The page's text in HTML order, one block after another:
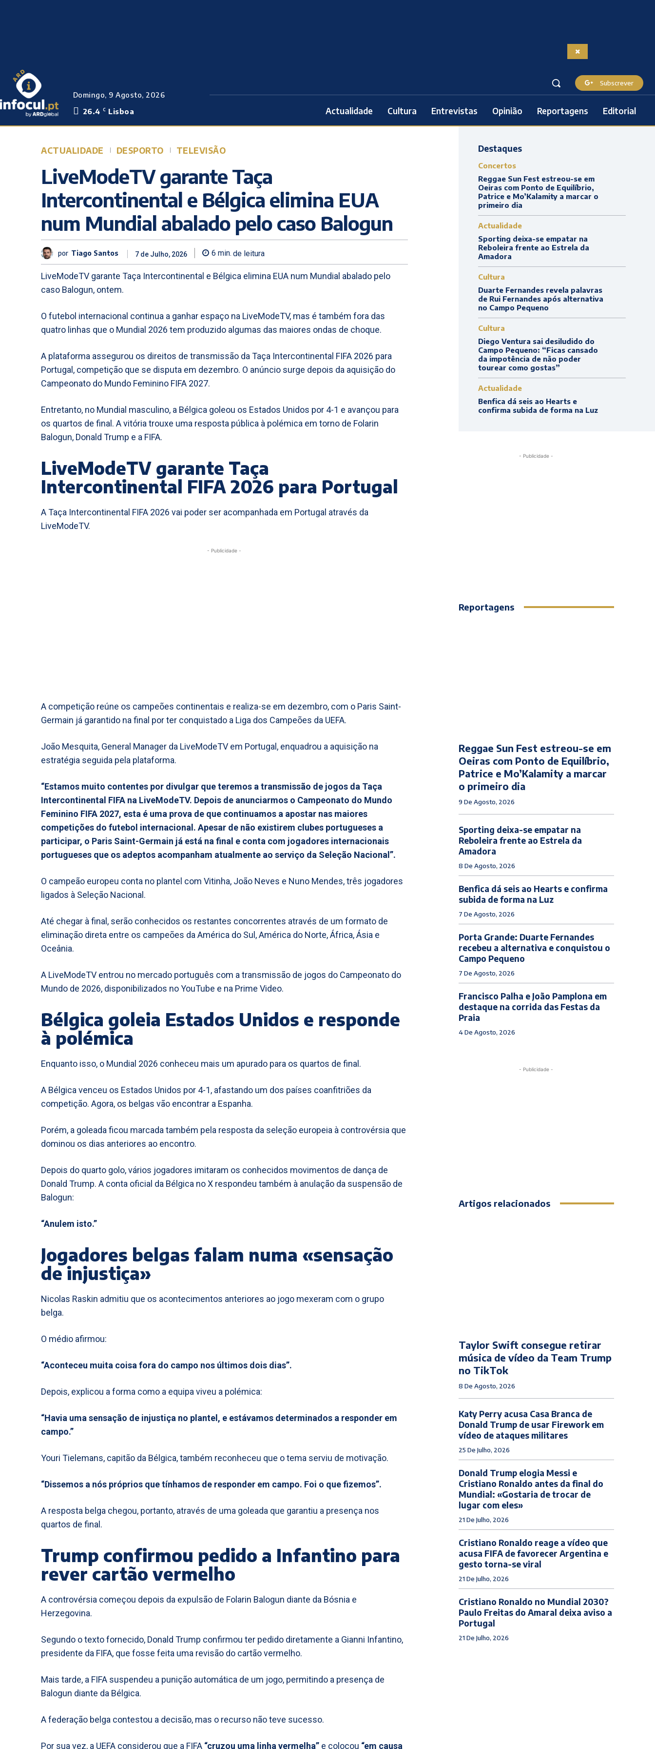
Domingo, 9 Agosto, 2026
26.4 C Lisboa
Subscrever
Actualidade Cultura Entrevistas Opinião Reportagens Editorial
ACTUALIDADE DESPORTO TELEVISÃO
LiveModeTV garante Taça
Intercontinental e Bélgica elimina EUA
num Mundial abalado pelo caso Balogun
por Tiago Santos 7 de Julho, 2026 6 min. de leitura
LiveModeTV garante Taça Intercontinental e Bélgica elimina EUA num Mundial abalado pelo
caso Balogun, ontem.
O futebol internacional continua a ganhar espaço na LiveModeTV, mas é também fora das
quatro linhas que o Mundial 2026 tem produzido algumas das maiores ondas de choque.
A plataforma assegurou os direitos de transmissão da Taça Intercontinental FIFA 2026 para
Portugal, competição que se disputa em dezembro. O anúncio surge depois da aquisição do
Campeonato do Mundo Feminino FIFA 2027.
Entretanto, no Mundial masculino, a Bélgica goleou os Estados Unidos por 4-1 e avançou para
os quartos de final. A vitória trouxe uma resposta pública à polémica em torno de Folarin
Balogun, Donald Trump e a FIFA.
LiveModeTV garante Taça
Intercontinental FIFA 2026 para Portugal
A Taça Intercontinental FIFA 2026 vai poder ser acompanhada em Portugal através da
LiveModeTV.
- Publicidade -
A competição reúne os campeões continentais e realiza-se em dezembro, com o Paris Saint-
Germain já garantido na final por ter conquistado a Liga dos Campeões da UEFA.
João Mesquita, General Manager da LiveModeTV em Portugal, enquadrou a aquisição na
estratégia seguida pela plataforma.
“Estamos muito contentes por divulgar que teremos a transmissão de jogos da Taça
Intercontinental FIFA na LiveModeTV. Depois de anunciarmos o Campeonato do Mundo
Feminino FIFA 2027, esta é uma prova de que continuamos a apostar nas maiores
competições do futebol internacional. Apesar de não existirem clubes portugueses a
participar, o Paris Saint-Germain já está na final e conta com jogadores internacionais
portugueses que os adeptos acompanham atualmente ao serviço da Seleção Nacional”.
O campeão europeu conta no plantel com Vitinha, João Neves e Nuno Mendes, três jogadores
ligados à Seleção Nacional.
Até chegar à final, serão conhecidos os restantes concorrentes através de um formato de
eliminação direta entre os campeões da América do Sul, América do Norte, África, Ásia e
Oceânia.
A LiveModeTV entrou no mercado português com a transmissão de jogos do Campeonato do
Mundo de 2026, disponibilizados no YouTube e na Prime Video.
Bélgica goleia Estados Unidos e responde
à polémica
Enquanto isso, o Mundial 2026 conheceu mais um apurado para os quartos de final.
A Bélgica venceu os Estados Unidos por 4-1, afastando um dos países coanfitriões da
competição. Agora, os belgas vão encontrar a Espanha.
Porém, a goleada ficou marcada também pela resposta da seleção europeia à controvérsia que
dominou os dias anteriores ao encontro.
Depois do quarto golo, vários jogadores imitaram os conhecidos movimentos de dança de
Donald Trump. A conta oficial da Bélgica no X respondeu também à anulação da suspensão de
Balogun:
“Anulem isto.”
Jogadores belgas falam numa «sensação
de injustiça»
Nicolas Raskin admitiu que os acontecimentos anteriores ao jogo mexeram com o grupo
belga.
O médio afirmou:
“Aconteceu muita coisa fora do campo nos últimos dois dias”.
Depois, explicou a forma como a equipa viveu a polémica:
“Havia uma sensação de injustiça no plantel, e estávamos determinados a responder em
campo.”
Youri Tielemans, capitão da Bélgica, também reconheceu que o tema serviu de motivação.
“Dissemos a nós próprios que tínhamos de responder em campo. Foi o que fizemos”.
A resposta belga chegou, portanto, através de uma goleada que garantiu a presença nos
quartos de final.
Trump confirmou pedido a Infantino para
rever cartão vermelho
A controvérsia começou depois da expulsão de Folarin Balogun diante da Bósnia e
Herzegovina.
Segundo o texto fornecido, Donald Trump confirmou ter pedido diretamente a Gianni Infantino,
presidente da FIFA, que fosse feita uma revisão do cartão vermelho.
Mais tarde, a FIFA suspendeu a punição automática de um jogo, permitindo a presença de
Balogun diante da Bélgica.
A federação belga contestou a decisão, mas o recurso não teve sucesso.
Por sua vez, a UEFA considerou que a FIFA “cruzou uma linha vermelha” e colocou “em causa
Destaques
Concertos
Reggae Sun Fest estreou-se em
Oeiras com Ponto de Equilíbrio,
Patrice e Mo’Kalamity a marcar o
primeiro dia
Actualidade
Sporting deixa-se empatar na
Reboleira frente ao Estrela da
Amadora
Cultura
Duarte Fernandes revela palavras
de Rui Fernandes após alternativa
no Campo Pequeno
Cultura
Diego Ventura sai desiludido do
Campo Pequeno: “Ficas cansado
da impotência de não poder
tourear como gostas”
Actualidade
Benfica dá seis ao Hearts e
confirma subida de forma na Luz
- Publicidade -
Reportagens
Reggae Sun Fest estreou-se em
Oeiras com Ponto de Equilíbrio,
Patrice e Mo’Kalamity a marcar
o primeiro dia
9 De Agosto, 2026
Sporting deixa-se empatar na
Reboleira frente ao Estrela da
Amadora
8 De Agosto, 2026
Benfica dá seis ao Hearts e confirma
subida de forma na Luz
7 De Agosto, 2026
Porta Grande: Duarte Fernandes
recebeu a alternativa e conquistou o
Campo Pequeno
7 De Agosto, 2026
Francisco Palha e João Pamplona em
destaque na corrida das Festas da
Praia
4 De Agosto, 2026
- Publicidade -
Artigos relacionados
Taylor Swift consegue retirar
música de vídeo da Team Trump
no TikTok
8 De Agosto, 2026
Katy Perry acusa Casa Branca de
Donald Trump de usar Firework em
vídeo de ataques militares
25 De Julho, 2026
Donald Trump elogia Messi e
Cristiano Ronaldo antes da final do
Mundial: «Gostaria de trocar de
lugar com eles»
21 De Julho, 2026
Cristiano Ronaldo reage a vídeo que
acusa FIFA de favorecer Argentina e
gesto torna-se viral
21 De Julho, 2026
Cristiano Ronaldo no Mundial 2030?
Paulo Freitas do Amaral deixa aviso a
Portugal
21 De Julho, 2026